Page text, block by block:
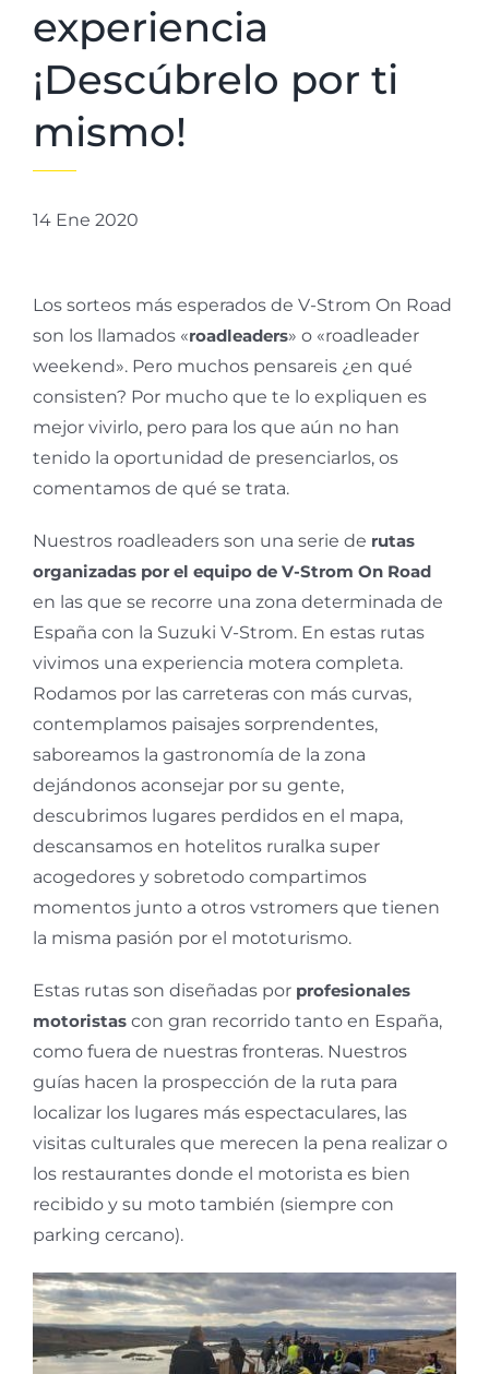
experiencia
¡Descúbrelo por ti
mismo!
14 Ene 2020
Los sorteos más esperados de V-Strom On Road
son los llamados «roadleaders» o «roadleader
weekend». Pero muchos pensareis ¿en qué
consisten? Por mucho que te lo expliquen es
mejor vivirlo, pero para los que aún no han
tenido la oportunidad de presenciarlos, os
comentamos de qué se trata.
Nuestros roadleaders son una serie de rutas
organizadas por el equipo de V-Strom On Road
en las que se recorre una zona determinada de
España con la Suzuki V-Strom. En estas rutas
vivimos una experiencia motera completa.
Rodamos por las carreteras con más curvas,
contemplamos paisajes sorprendentes,
saboreamos la gastronomía de la zona
dejándonos aconsejar por su gente,
descubrimos lugares perdidos en el mapa,
descansamos en hotelitos ruralka super
acogedores y sobretodo compartimos
momentos junto a otros vstromers que tienen
la misma pasión por el mototurismo.
Estas rutas son diseñadas por profesionales
motoristas con gran recorrido tanto en España,
como fuera de nuestras fronteras. Nuestros
guías hacen la prospección de la ruta para
localizar los lugares más espectaculares, las
visitas culturales que merecen la pena realizar o
los restaurantes donde el motorista es bien
recibido y su moto también (siempre con
parking cercano).